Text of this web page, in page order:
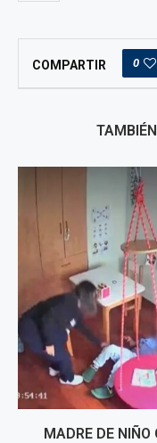
COMPARTIR 0
MADRE DE